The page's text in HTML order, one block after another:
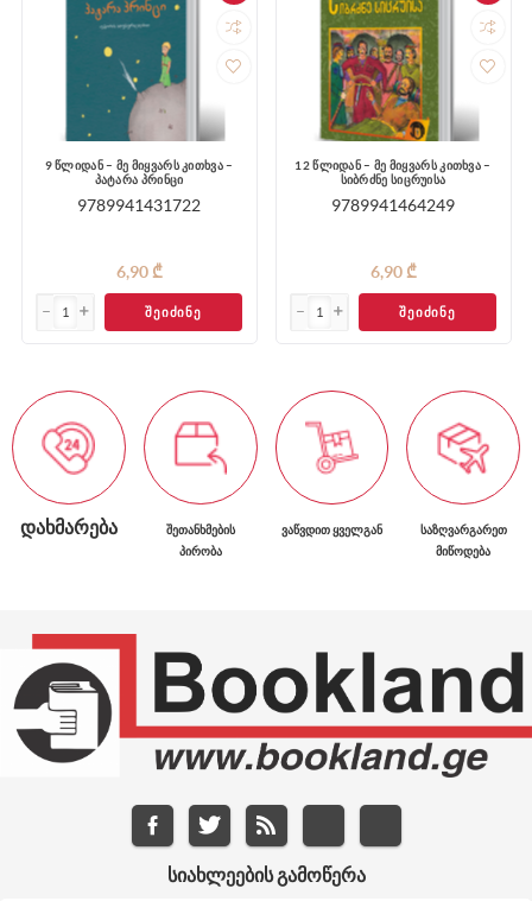
9 წლიდან – მე მიყვარს კითხვა –
პატარა პრინცი
9789941431722
6,90 ₾
ᲨᲔᲘᲫᲘᲜᲔ
12 წლიდან – მე მიყვარს კითხვა –
სიბრძნე სიცრუისა
9789941464249
6,90 ₾
ᲨᲔᲘᲫᲘᲜᲔ
ᲓᲐᲮᲛᲐᲠᲔᲑᲐ
ᲨᲔᲗᲐᲜᲮᲛᲔᲑᲘᲡ
ᲞᲘᲠᲝᲑᲐ
ᲕᲐᲬᲕᲓᲘᲗ ᲧᲕᲔᲚᲒᲐᲜ
ᲡᲐᲖᲦᲕᲐᲠᲒᲐᲠᲔᲗ
ᲛᲘᲬᲝᲓᲔᲑᲐ
ᲡᲘᲐᲮᲚᲔᲔᲑᲘᲡ ᲒᲐᲛᲝᲬᲔᲠᲐ